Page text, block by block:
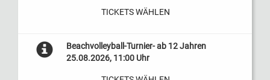
TICKETS WÄHLEN
Beachvolleyball-Turnier- ab 12 Jahren
25.08.2026, 11:00 Uhr